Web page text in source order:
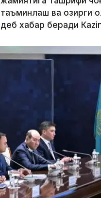
таъминлаш ва ҳозирги
деб хабар беради